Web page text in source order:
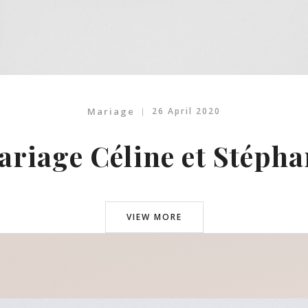
Mariage 26 April 2020
Céline et
VIEW MORE